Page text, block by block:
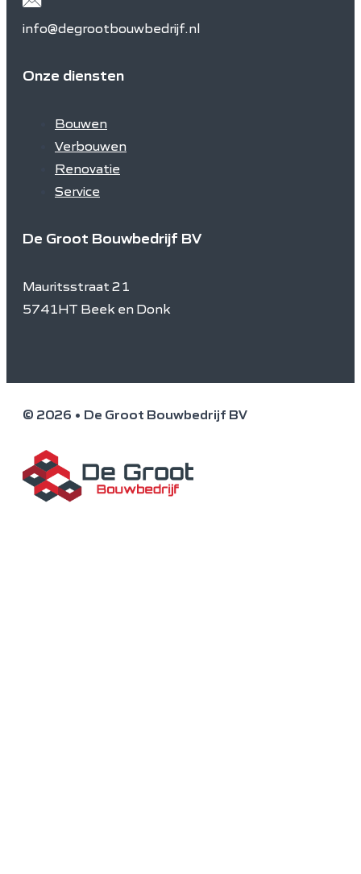
info@degrootbouwbedrijf.nl
Onze diensten
Bouwen
Verbouwen
Renovatie
Service
De Groot Bouwbedrijf BV
Mauritsstraat 21
5741HT Beek en Donk
© 2026 • De Groot Bouwbedrijf BV